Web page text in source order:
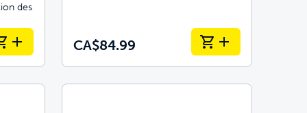
des
CA$84.99